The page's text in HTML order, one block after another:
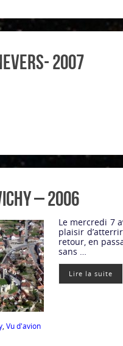
2007
– 2006
Le mercredi 7
plaisir
retour, en
sans …
Lire la suite
, Vu d'avion